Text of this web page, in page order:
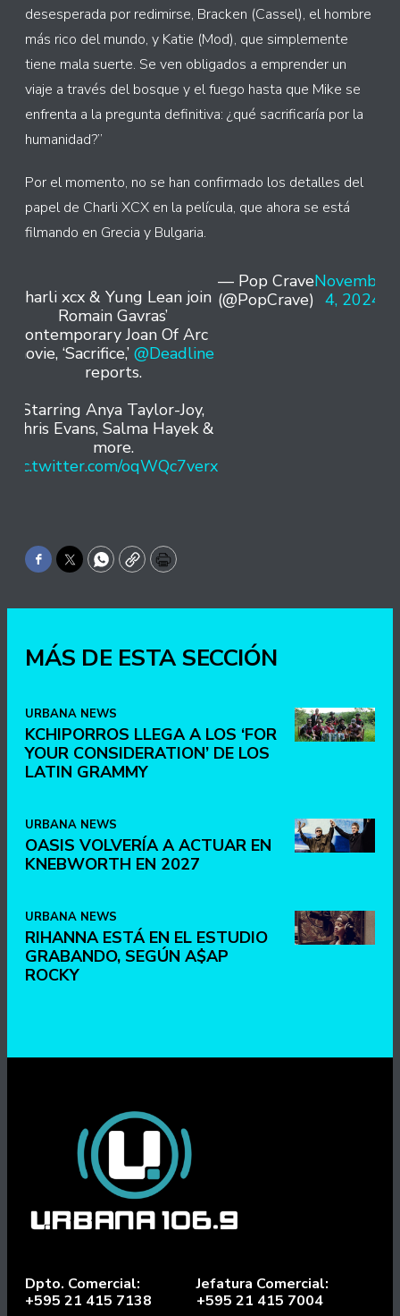
desesperada por redimirse, Bracken (Cassel), el hombre
más rico del mundo, y Katie (Mod), que simplemente
tiene mala suerte. Se ven obligados a emprender un
viaje a través del bosque y el fuego hasta que Mike se
enfrenta a la pregunta definitiva: ¿qué sacrificaría por la
humanidad?”
Por el momento, no se han confirmado los detalles del
papel de Charli XCX en la película, que ahora se está
filmando en Grecia y Bulgaria.
Charli xcx & Yung Lean join
Romain Gavras’
contemporary Joan Of Arc
movie, ‘Sacrifice,’ @Deadline
reports.
Starring Anya Taylor-Joy,
Chris Evans, Salma Hayek &
more.
pic.twitter.com/oqWQc7verx
— Pop Crave
(@PopCrave)
November
4, 2024
Facebook
TwitterWhatsApp
CopyPrint
MÁS DE ESTA SECCIÓN
URBANA NEWS
KCHIPORROS LLEGA A LOS ‘FOR
YOUR CONSIDERATION’ DE LOS
LATIN GRAMMY
URBANA NEWS
OASIS VOLVERÍA A ACTUAR EN
KNEBWORTH EN 2027
URBANA NEWS
RIHANNA ESTÁ EN EL ESTUDIO
GRABANDO, SEGÚN A$AP
ROCKY
Dpto. Comercial:
+595 21 415 7138
Jefatura Comercial:
+595 21 415 7004